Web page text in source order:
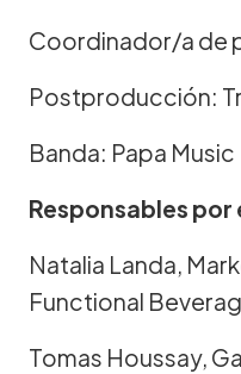
Coordinador/a de
Postproducción:
Banda: Papa Music
Responsables por
Natalia Landa,
Functional
Tomas Houssay,